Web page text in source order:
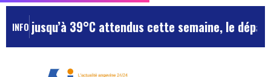
INFO39°C attendus cette semaine, le département